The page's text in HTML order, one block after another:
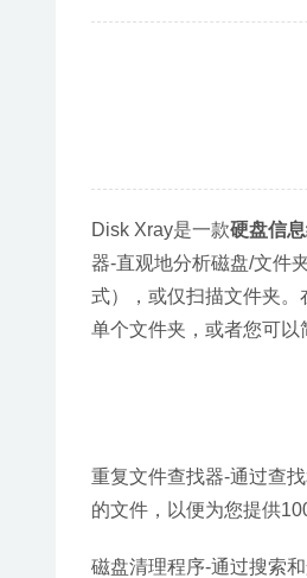
Disk Xray是一款硬盘信
器-直观地分析磁盘/文件
式），或仅扫描文件夹。
单个文件夹，或者您可以
重复文件查找器-通过查
的文件，以便为您提供
磁盘清理程序-通过搜索